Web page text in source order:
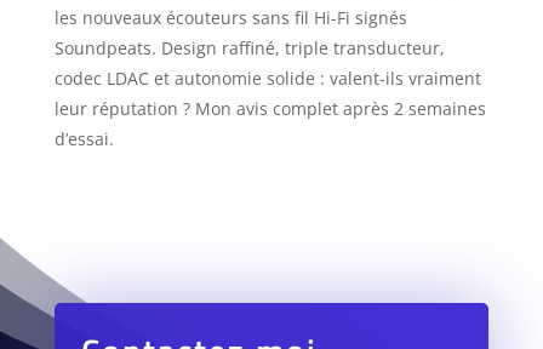
les nouveaux écouteurs sans fil Hi-Fi signés
Soundpeats. Design raffiné, triple transducteur,
codec LDAC et autonomie solide : valent-ils vraiment
leur réputation ? Mon avis complet après 2 semaines
d’essai.